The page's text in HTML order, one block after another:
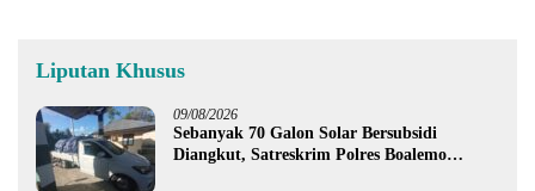
Liputan Khusus
09/08/2026
Sebanyak 70 Galon Solar Bersubsidi
Diangkut, Satreskrim Polres Boalemo